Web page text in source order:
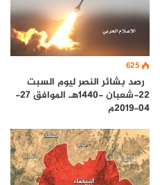
625
رصد بشائر النصر ليوم السبت
22-شعبان -1440هـ الموافق 27-
04-2019م